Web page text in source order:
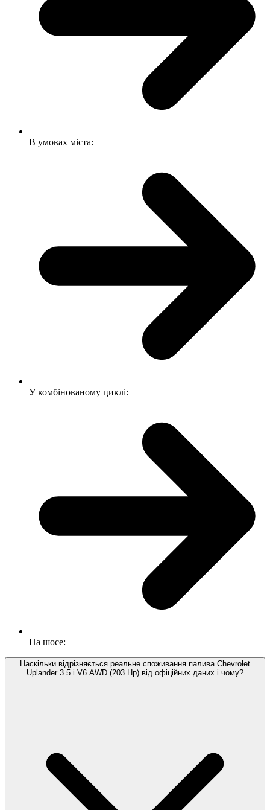
В умовах міста:
У комбінованому циклі:
На шосе:
Наскільки відрізняється реальне споживання палива Chevrolet
Uplander 3.5 i V6 AWD (203 Hp) від офіційних даних і чому?